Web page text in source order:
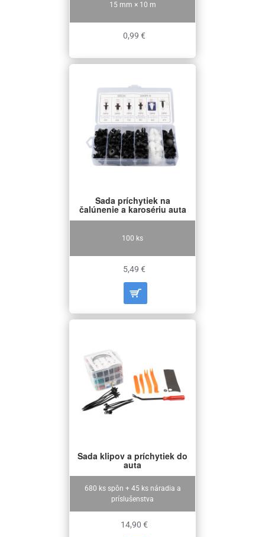
15 mm × 10 m
0,99 €
100 ks
Sada príchytiek na
čalúnenie a karosériu auta
5,49 €
680 ks spôn + 45 ks náradia a
príslušenstva
Sada klipov a príchytiek do
auta
14,90 €